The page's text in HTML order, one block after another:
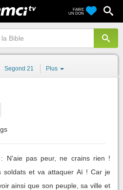
FAIRE
UN DON
Segond 21 Plus
N'aie pas peur, ne crains rien !
soldats et va attaquer Aï ! Car je
ainsi que son peuple, sa ville et